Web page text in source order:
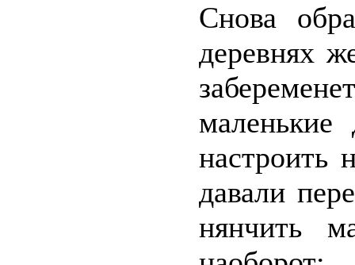
Снова
деревнях
настроить
давали
нянчить